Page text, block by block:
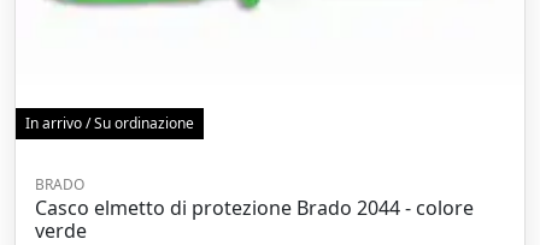
In arrivo / Su ordinazione
BRADO
Casco elmetto di protezione Brado 2044 - colore
verde